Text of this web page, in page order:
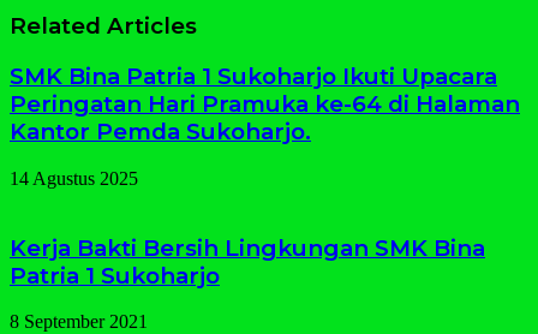
Related Articles
SMK Bina Patria 1 Sukoharjo Ikuti Upacara
Peringatan Hari Pramuka ke-64 di Halaman
Kantor Pemda Sukoharjo.
14 Agustus 2025
Kerja Bakti Bersih Lingkungan SMK Bina
Patria 1 Sukoharjo
8 September 2021